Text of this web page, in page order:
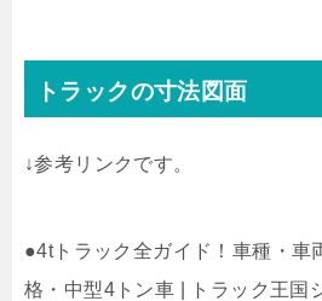
トラックの寸法図面
↓参考リンクです。
●4tトラック全ガイド！車種・車
格・中型4トン車 | トラック王国